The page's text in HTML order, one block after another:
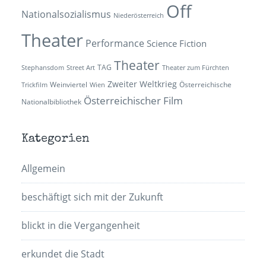
Nationalsozialismus Niederösterreich Off
Theater Performance Science Fiction
Stephansdom Street Art TAG Theater Theater zum Fürchten
Trickfilm Weinviertel Wien Zweiter Weltkrieg Österreichische
Nationalbibliothek Österreichischer Film
Kategorien
Allgemein
beschäftigt sich mit der Zukunft
blickt in die Vergangenheit
erkundet die Stadt